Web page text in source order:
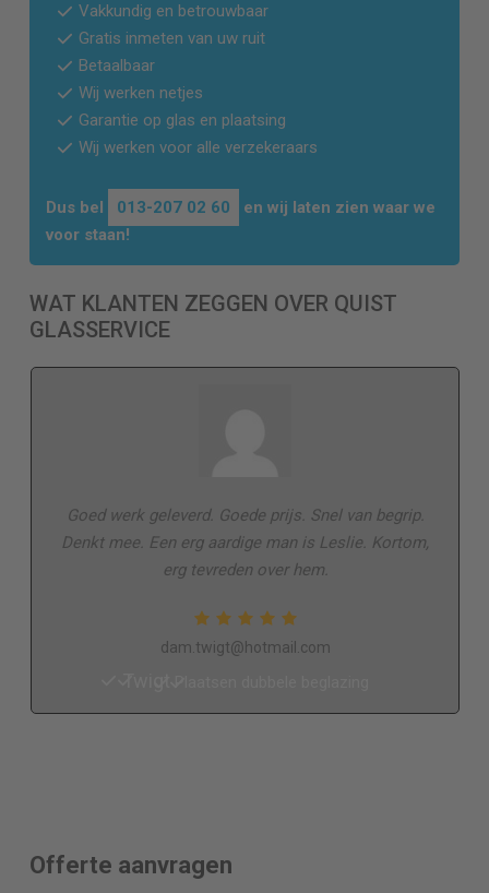
Vakkundig en betrouwbaar
Gratis inmeten van uw ruit
Betaalbaar
Wij werken netjes
Garantie op glas en plaatsing
Wij werken voor alle verzekeraars
Dus bel 013-207 02 60
en wij laten zien waar we
voor staan!
WAT KLANTEN ZEGGEN OVER QUIST
GLASSERVICE
Goed werk geleverd. Goede prijs. Snel van begrip.
Denkt mee. Een erg aardige man is Leslie. Kortom,
erg tevreden over hem.
dam.twigt@hotmail.com
Offerte aanvragen